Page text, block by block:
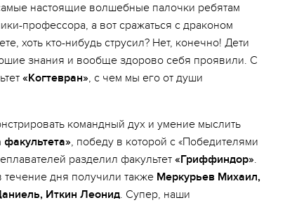
настоящие волшебные палочки ребятам
профессора, а вот сражаться с драконом
хоть кто-нибудь струсил? Нет, конечно! Дети
знания и вообще здорово себя проявили. С
«Когтевран», с чем мы его от души
командный дух и умение мыслить
факультета», победу в которой с «Победителями
разделил факультет «Гриффиндор».
дня получили также Меркурьев Михаил,
Иткин Леонид. Супер, наши